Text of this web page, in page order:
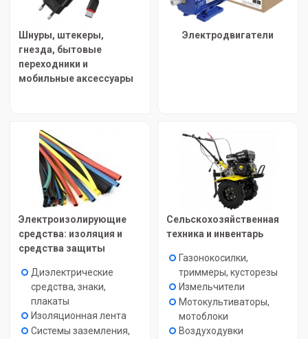
Шнуры, штекеры,
гнезда, бытовые
переходники и
мобильные аксессуары
Электродвигатели
Электроизолирующие
средства: изоляция и
средства защиты
Диэлектрические
средства, знаки,
плакаты
Изоляционная лента
Системы заземления,
Сельскохозяйственная
техника и инвентарь
Газонокосилки,
триммеры, кусторезы
Измельчители
Мотокультиваторы,
мотоблоки
Воздуходувки